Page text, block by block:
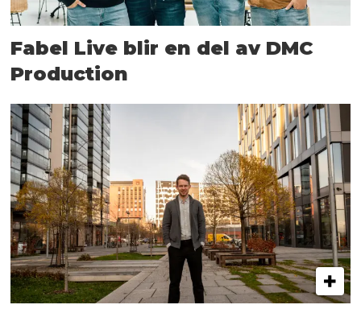
Fabel Live blir en del av DMC
Production